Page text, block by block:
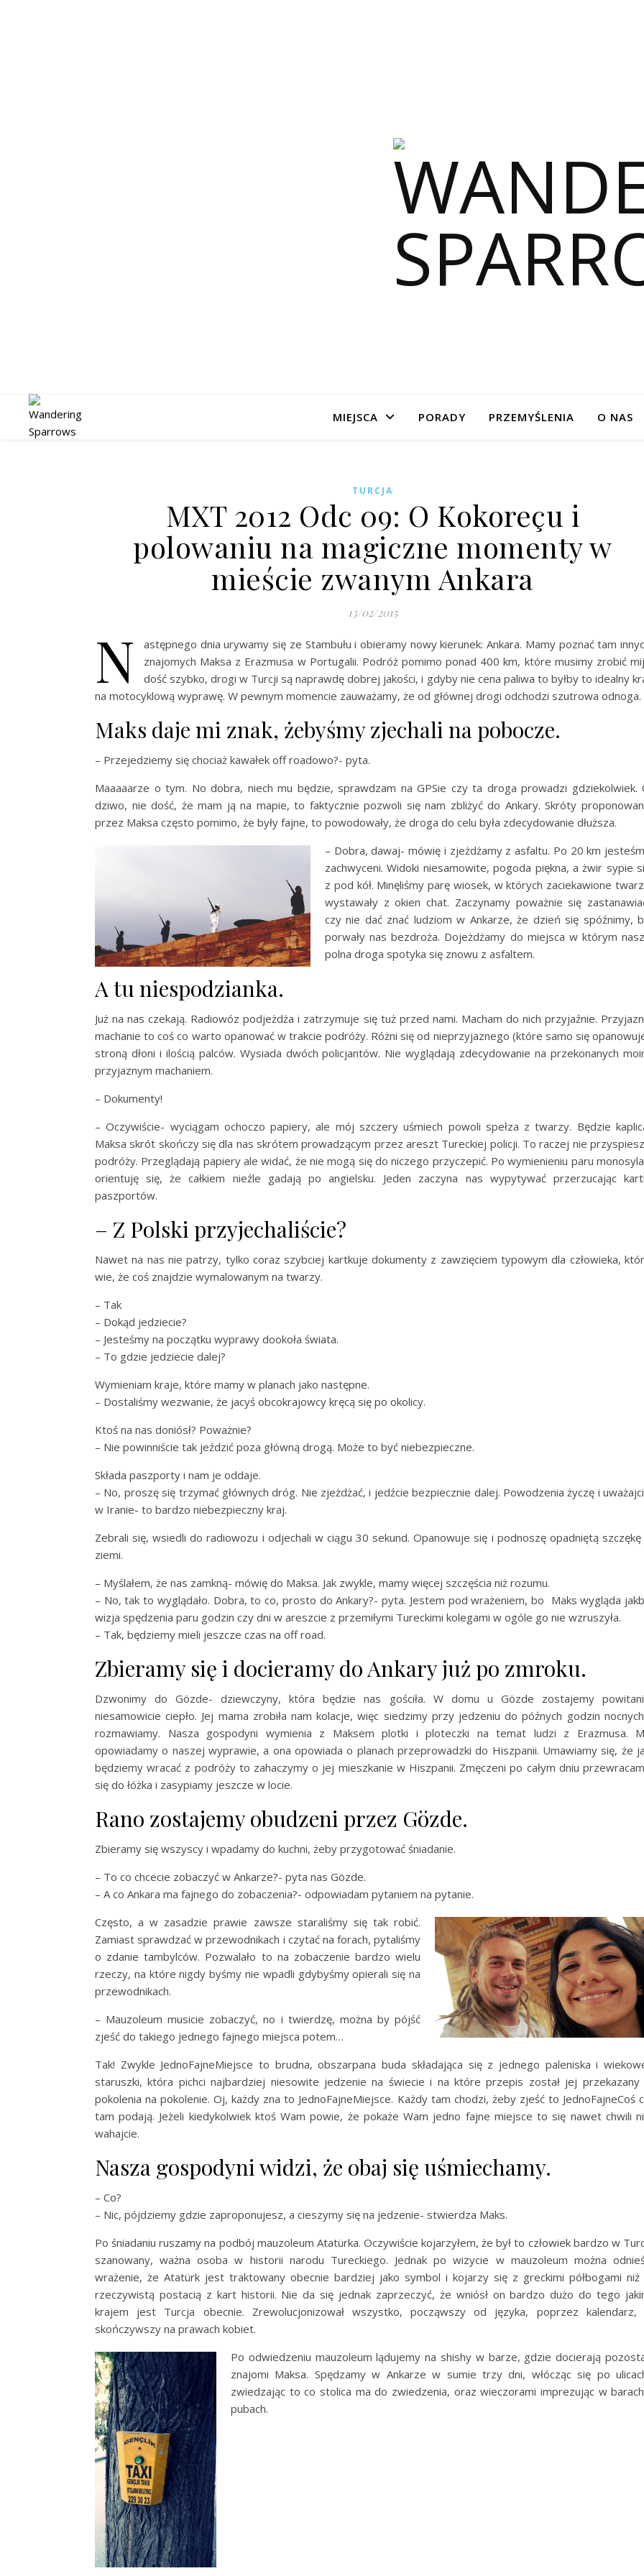
MIEJSCA PORADY PRZEMYŚLENIA O NAS
TURCJA
MXT 2012 Odc 09: O Kokoreçu i
polowaniu na magiczne momenty w
mieście zwanym Ankara
13/02/2015
N
astępnego dnia urywamy się ze Stambułu i obieramy nowy kierunek: Ankara. Mamy poznać tam
znajomych Maksa z Erazmusa w Portugalii. Podróż pomimo ponad 400 km, które musimy zrobić
dość szybko, drogi w Turcji są naprawdę dobrej jakości, i gdyby nie cena paliwa to byłby to idealny
na motocyklową wyprawę. W pewnym momencie zauważamy, że od głównej drogi odchodzi szutrowa odnoga.
Maks daje mi znak, żebyśmy zjechali na pobocze.
– Przejedziemy się chociaż kawałek off roadowo?- pyta.
Maaaaarze o tym. No dobra, niech mu będzie, sprawdzam na GPSie czy ta droga prowadzi gdziekolwiek.
dziwo, nie dość, że mam ją na mapie, to faktycznie pozwoli się nam zbliżyć do Ankary. Skróty
przez Maksa często pomimo, że były fajne, to powodowały, że droga do celu była zdecydowanie dłuższa.
– Dobra, dawaj- mówię i zjeżdżamy z asfaltu. Po 20 km
zachwyceni. Widoki niesamowite, pogoda piękna, a żwir sypie
z pod kół. Minęliśmy parę wiosek, w których zaciekawione
wystawały z okien chat. Zaczynamy poważnie się
czy nie dać znać ludziom w Ankarze, że dzień się spóźnimy,
porwały nas bezdroża. Dojeżdżamy do miejsca w którym
polna droga spotyka się znowu z asfaltem.
A tu niespodzianka.
Już na nas czekają. Radiowóz podjeżdża i zatrzymuje się tuż przed nami. Macham do nich przyjaźnie.
machanie to coś co warto opanować w trakcie podróży. Różni się od nieprzyjaznego (które samo się
stroną dłoni i ilością palców. Wysiada dwóch policjantów. Nie wyglądają zdecydowanie na przekonanych
przyjaznym machaniem.
– Dokumenty!
– Oczywiście- wyciągam ochoczo papiery, ale mój szczery uśmiech powoli spełza z twarzy. Będzie
Maksa skrót skończy się dla nas skrótem prowadzącym przez areszt Tureckiej policji. To raczej nie
podróży. Przeglądają papiery ale widać, że nie mogą się do niczego przyczepić. Po wymienieniu paru
orientuję się, że całkiem nieźle gadają po angielsku. Jeden zaczyna nas wypytywać przerzucając
paszportów.
– Z Polski przyjechaliście?
Nawet na nas nie patrzy, tylko coraz szybciej kartkuje dokumenty z zawzięciem typowym dla człowieka,
wie, że coś znajdzie wymalowanym na twarzy.
– Tak
– Dokąd jedziecie?
– Jesteśmy na początku wyprawy dookoła świata.
– To gdzie jedziecie dalej?
Wymieniam kraje, które mamy w planach jako następne.
– Dostaliśmy wezwanie, że jacyś obcokrajowcy kręcą się po okolicy.
Ktoś na nas doniósł? Poważnie?
– Nie powinniście tak jeździć poza główną drogą. Może to być niebezpieczne.
Składa paszporty i nam je oddaje.
– No, proszę się trzymać głównych dróg. Nie zjeżdżać, i jedźcie bezpiecznie dalej. Powodzenia życzę i
w Iranie- to bardzo niebezpieczny kraj.
Zebrali się, wsiedli do radiowozu i odjechali w ciągu 30 sekund. Opanowuje się i podnoszę opadniętą szczękę
ziemi.
– Myślałem, że nas zamkną- mówię do Maksa. Jak zwykle, mamy więcej szczęścia niż rozumu.
– No, tak to wyglądało. Dobra, to co, prosto do Ankary?- pyta. Jestem pod wrażeniem, bo Maks wygląda
wizja spędzenia paru godzin czy dni w areszcie z przemiłymi Tureckimi kolegami w ogóle go nie wzruszyła.
– Tak, będziemy mieli jeszcze czas na off road.
Zbieramy się i docieramy do Ankary już po zmroku.
Dzwonimy do Gözde- dziewczyny, która będzie nas gościła. W domu u Gözde zostajemy
niesamowicie ciepło. Jej mama zrobiła nam kolacje, więc siedzimy przy jedzeniu do późnych godzin
rozmawiamy. Nasza gospodyni wymienia z Maksem plotki i ploteczki na temat ludzi z Erazmusa.
opowiadamy o naszej wyprawie, a ona opowiada o planach przeprowadzki do Hiszpanii. Umawiamy się, że
będziemy wracać z podróży to zahaczymy o jej mieszkanie w Hiszpanii. Zmęczeni po całym dniu
się do łóżka i zasypiamy jeszcze w locie.
Rano zostajemy obudzeni przez Gözde.
Zbieramy się wszyscy i wpadamy do kuchni, żeby przygotować śniadanie.
– To co chcecie zobaczyć w Ankarze?- pyta nas Gözde.
– A co Ankara ma fajnego do zobaczenia?- odpowiadam pytaniem na pytanie.
Często, a w zasadzie prawie zawsze staraliśmy się tak robić.
Zamiast sprawdzać w przewodnikach i czytać na forach, pytaliśmy
o zdanie tambylców. Pozwalało to na zobaczenie bardzo wielu
rzeczy, na które nigdy byśmy nie wpadli gdybyśmy opierali się na
przewodnikach.
– Mauzoleum musicie zobaczyć, no i twierdzę, można by pójść
zjeść do takiego jednego fajnego miejsca potem…
Tak! Zwykle JednoFajneMiejsce to brudna, obszarpana buda składająca się z jednego paleniska i
staruszki, która pichci najbardziej niesowite jedzenie na świecie i na które przepis został jej przekazany
pokolenia na pokolenie. Oj, każdy zna to JednoFajneMiejsce. Każdy tam chodzi, żeby zjeść to JednoFajneCoś
tam podają. Jeżeli kiedykolwiek ktoś Wam powie, że pokaże Wam jedno fajne miejsce to się nawet chwili
wahajcie.
Nasza gospodyni widzi, że obaj się uśmiechamy.
– Co?
– Nic, pójdziemy gdzie zaproponujesz, a cieszymy się na jedzenie- stwierdza Maks.
Po śniadaniu ruszamy na podbój mauzoleum Atatürka. Oczywiście kojarzyłem, że był to człowiek bardzo w
szanowany, ważna osoba w historii narodu Tureckiego. Jednak po wizycie w mauzoleum można
wrażenie, że Atatürk jest traktowany obecnie bardziej jako symbol i kojarzy się z greckimi półbogami niż
rzeczywistą postacią z kart historii. Nie da się jednak zaprzeczyć, że wniósł on bardzo dużo do tego
krajem jest Turcja obecnie. Zrewolucjonizował wszystko, począwszy od języka, poprzez kalendarz,
skończywszy na prawach kobiet.
Po odwiedzeniu mauzoleum lądujemy na shishy w barze, gdzie docierają
znajomi Maksa. Spędzamy w Ankarze w sumie trzy dni, włócząc się po
zwiedzając to co stolica ma do zwiedzenia, oraz wieczorami imprezując w
pubach.